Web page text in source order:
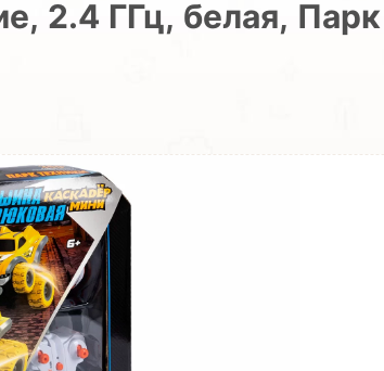
ГГц, белая, Парк